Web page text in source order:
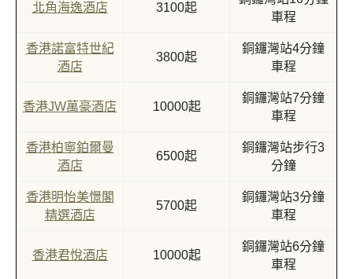
北角海逸酒店 3100起
車程
香港諾富特世紀
酒店
3800起
銅鑼灣站4分鐘
車程
香港JW萬豪酒店 10000起
銅鑼灣站7分鐘
車程
香港柏寧鉑爾曼
酒店
6500起
銅鑼灣站步行3
分鐘
香港明怡美憬閣
精選酒店
5700起
銅鑼灣站3分鐘
車程
香港君悅酒店 10000起
銅鑼灣站6分鐘
車程